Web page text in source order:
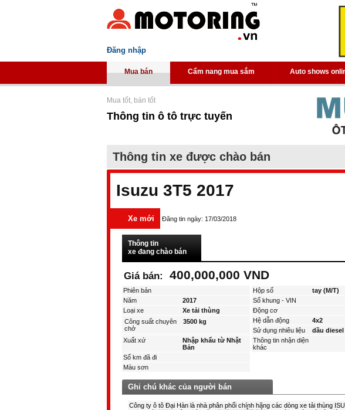
Đăng nhập
Mua bán Cẩm nang mua sắm Auto shows
Mua tốt, bán tốt
Thông tin ô tô trực tuyến
Thông tin xe được chào bán
Isuzu 3T5 2017
Xe mới Đăng tin ngày: 17/03/2018
Thông tin
xe đang chào bán
Giá bán: 400,000,000 VND
Phiên bản
Năm
2017
Loại xe
Xe tải thùng
Công suất chuyên
chở
3500 kg
Xuất xứ
Nhập khẩu từ Nhật
Bản
Số km đã đi
Màu sơn
Hộp số
tay (M/T)
Số khung - VIN
Động cơ
Hệ dẫn động
4x2
Sử dụng nhiêu liệu
dầu diesel
Thông tin nhận diện
khác
Ghi chú khác của người bán